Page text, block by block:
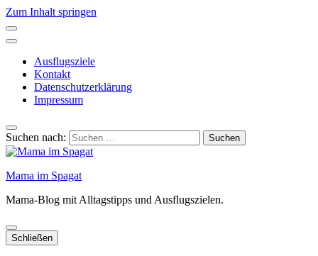
Zum Inhalt springen
Ausflugsziele
Kontakt
Datenschutzerklärung
Impressum
Suchen nach:
Mama im Spagat
Mama-Blog mit Alltagstipps und Ausflugszielen.
Schließen